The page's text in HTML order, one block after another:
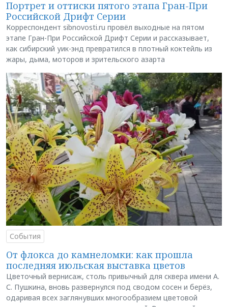
Портрет и оттиски пятого этапа Гран-При
Российской Дрифт Серии
Корреспондент sibnovosti.ru провёл выходные на пятом
этапе Гран-При Российской Дрифт Серии и рассказывает,
как сибирский уик-энд превратился в плотный коктейль из
жары, дыма, моторов и зрительского азарта
События
От флокса до камнеломки: как прошла
последняя июльская выставка цветов
Цветочный вернисаж, столь привычный для сквера имени А.
С. Пушкина, вновь развернулся под сводом сосен и берёз,
одаривая всех заглянувших многообразием цветовой